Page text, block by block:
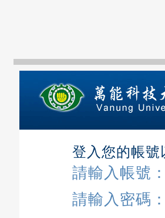
登入您的帳號
請輸入帳號
請輸入密碼